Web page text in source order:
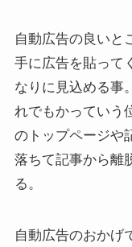
自動広告の良いと
手に広告を貼って
なりに見込める事
れでもかっていう
のトップページや
落ちて記事から離
る。
自動広告のおかげ